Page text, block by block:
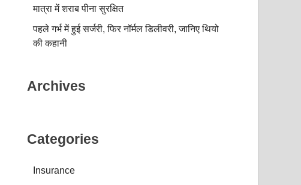
मात्रा में शराब पीना सुरक्षित
पहले गर्भ में हुई सर्जरी, फिर नॉर्मल डिलीवरी, जानिए थियो
की कहानी
Archives
Categories
Insurance